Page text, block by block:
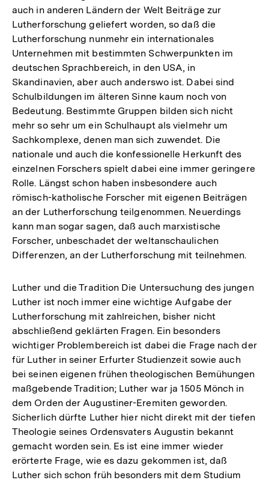
auch in anderen Ländern der Welt Beiträge zur
Lutherforschung geliefert worden, so daß die
Lutherforschung nunmehr ein internationales
Unternehmen mit bestimmten Schwerpunkten im
deutschen Sprachbereich, in den USA, in
Skandinavien, aber auch anderswo ist. Dabei sind
Schulbildungen im älteren Sinne kaum noch von
Bedeutung. Bestimmte Gruppen bilden sich nicht
mehr so sehr um ein Schulhaupt als vielmehr um
Sachkomplexe, denen man sich zuwendet. Die
nationale und auch die konfessionelle Herkunft des
einzelnen Forschers spielt dabei eine immer geringere
Rolle. Längst schon haben insbesondere auch
römisch-katholische Forscher mit eigenen Beiträgen
an der Lutherforschung teilgenommen. Neuerdings
kann man sogar sagen, daß auch marxistische
Forscher, unbeschadet der weltanschaulichen
Differenzen, an der Lutherforschung mit teilnehmen.
Luther und die Tradition Die Untersuchung des jungen
Luther ist noch immer eine wichtige Aufgabe der
Lutherforschung mit zahlreichen, bisher nicht
abschließend geklärten Fragen. Ein besonders
wichtiger Problembereich ist dabei die Frage nach der
für Luther in seiner Erfurter Studienzeit sowie auch
bei seinen eigenen frühen theologischen Bemühungen
maßgebende Tradition; Luther war ja 1505 Mönch in
dem Orden der Augustiner-Eremiten geworden.
Sicherlich dürfte Luther hier nicht direkt mit der tiefen
Theologie seines Ordensvaters Augustin bekannt
gemacht worden sein. Es ist eine immer wieder
erörterte Frage, wie es dazu gekommen ist, daß
Luther sich schon früh besonders mit dem Studium